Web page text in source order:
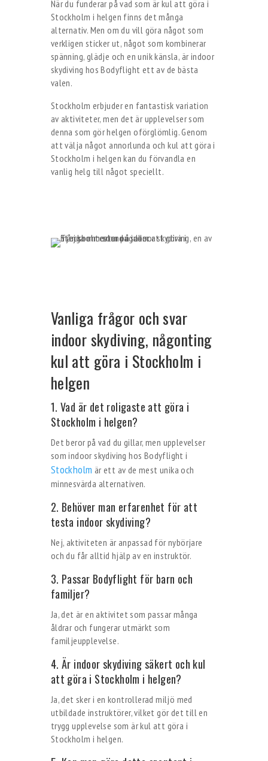
När du funderar på vad som är kul att göra i
Stockholm i helgen finns det många
alternativ. Men om du vill göra något som
verkligen sticker ut, något som kombinerar
spänning, glädje och en unik känsla, är indoor
skydiving hos Bodyflight ett av de bästa
valen.
Stockholm erbjuder en fantastisk variation
av aktiviteter, men det är upplevelser som
denna som gör helgen oförglömlig. Genom
att välja något annorlunda och kul att göra i
Stockholm i helgen kan du förvandla en
vanlig helg till något speciellt.
Vanliga frågor och svar
indoor skydiving, någonting
kul att göra i Stockholm i
helgen
1. Vad är det roligaste att göra i
Stockholm i helgen?
Det beror på vad du gillar, men upplevelser
som indoor skydiving hos Bodyflight i
Stockholm är ett av de mest unika och
minnesvärda alternativen.
2. Behöver man erfarenhet för att
testa indoor skydiving?
Nej, aktiviteten är anpassad för nybörjare
och du får alltid hjälp av en instruktör.
3. Passar Bodyflight för barn och
familjer?
Ja, det är en aktivitet som passar många
åldrar och fungerar utmärkt som
familjeupplevelse.
4. Är indoor skydiving säkert och kul
att göra i Stockholm i helgen?
Ja, det sker i en kontrollerad miljö med
utbildade instruktörer, vilket gör det till en
trygg upplevelse som är kul att göra i
Stockholm i helgen.